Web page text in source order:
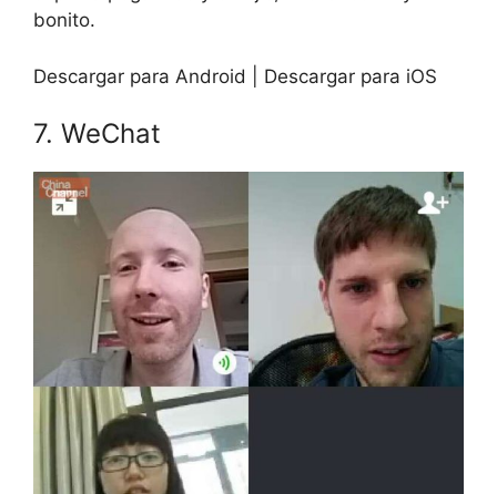
bonito.
Descargar para Android | Descargar para iOS
7. WeChat